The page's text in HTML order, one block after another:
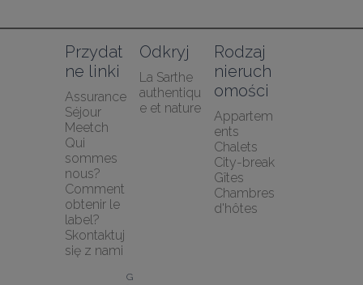
Przydat
ne linki
Assurance
Séjour
Meetch
Qui
sommes
nous?
Comment
obtenir le
label?
Skontaktuj
się z nami
Odkryj
La Sarthe
authentiqu
e et nature
Rodzaj
nieruch
omości
Appartem
ents
Chalets
City-break
Gîtes
Chambres
d'hôtes
G